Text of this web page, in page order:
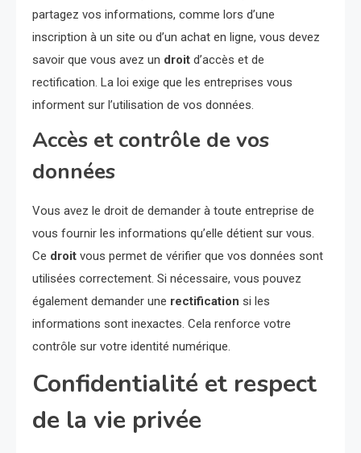
partagez vos informations, comme lors d’une
inscription à un site ou d’un achat en ligne, vous devez
savoir que vous avez un droit d’accès et de
rectification. La loi exige que les entreprises vous
informent sur l’utilisation de vos données.
Accès et contrôle de vos
données
Vous avez le droit de demander à toute entreprise de
vous fournir les informations qu’elle détient sur vous.
Ce droit vous permet de vérifier que vos données sont
utilisées correctement. Si nécessaire, vous pouvez
également demander une rectification si les
informations sont inexactes. Cela renforce votre
contrôle sur votre identité numérique.
Confidentialité et respect
de la vie privée